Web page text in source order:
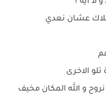
عشان نعدي
الاخرى
و الله المكان مخيف